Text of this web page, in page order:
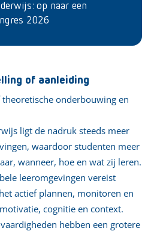
op naar een
2026
of aanleiding
onderbouwing en
ligt de nadruk steeds meer
waardoor studenten meer
wanneer, hoe en wat zij leren.
leeromgevingen vereist
actief plannen, monitoren en
cognitie en context.
hebben een grotere